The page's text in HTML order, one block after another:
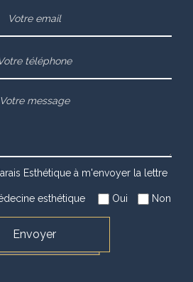
Esthétique à m'envoyer la lettre
esthétique Oui Non